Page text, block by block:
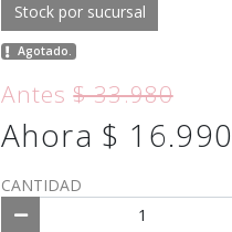
Stock por sucursal
Agotado.
Antes$ 33.980
Ahora $ 16.990
CANTIDAD